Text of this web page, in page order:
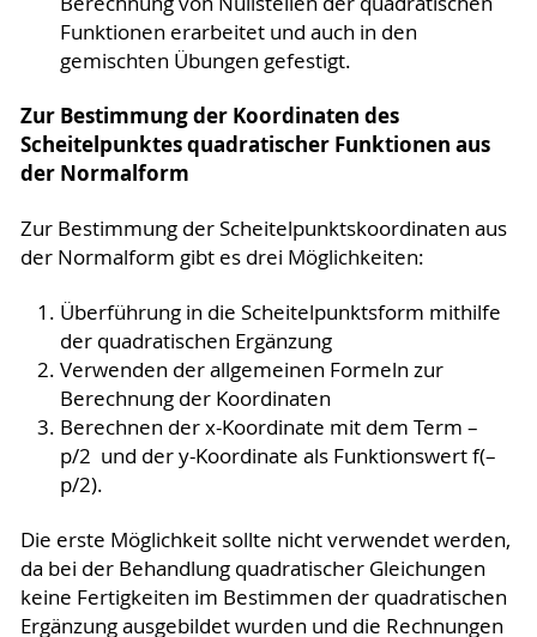
Funktionen erarbeitet und auch in den
gemischten Übungen gefestigt.
Zur Bestimmung der Koordinaten des
Scheitelpunktes quadratischer Funktio­nen aus
der Normalform
Zur Bestimmung der Scheitelpunktskoordinaten aus
der Normalform gibt es drei Möglichkeiten:
Überführung in die Scheitelpunktsform mithilfe
der quadratischen Ergänzung
Verwenden der allgemeinen Formeln zur
Berechnung der Koordinaten
Berechnen der x-Koordinate mit dem Term –
p/2 und der y-Koordinate als Funktionswert f(–
p/2).
Die erste Möglichkeit sollte nicht verwendet werden,
da bei der Behandlung quadratischer Gleichun­gen
keine Fertigkeiten im Bestimmen der quadratischen
Ergänzung ausgebildet wurden und die Rechnungen